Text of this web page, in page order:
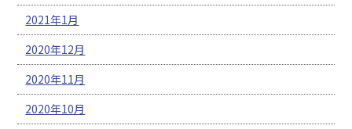
2021年1月
2020年12月
2020年11月
2020年10月